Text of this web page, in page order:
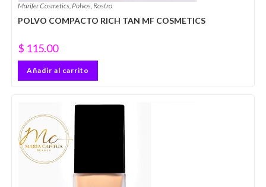
Marifer Cosmetics, Polvos, Rostro
POLVO COMPACTO RICH TAN MF COSMETICS
$ 115.00
Añadir al carrito